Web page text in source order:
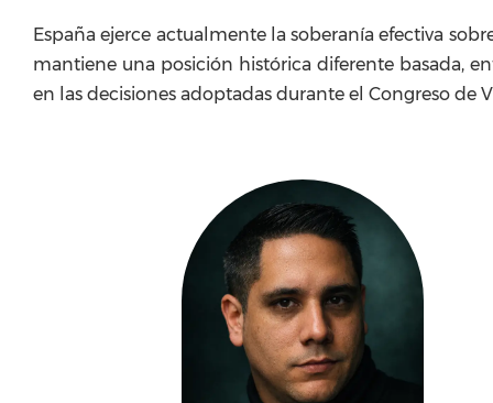
España ejerce actualmente la soberanía efectiva
mantiene una posición histórica diferente basada,
en las decisiones adoptadas durante el Congreso de